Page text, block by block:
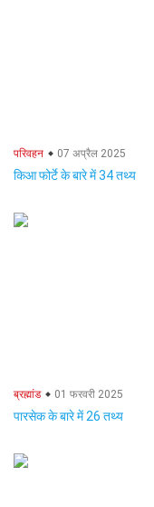
परिवहन 07 अप्रैल 2025
किआ फोर्टे के बारे में 34 तथ्य
ब्रह्मांड 01 फरवरी 2025
पारसेक के बारे में 26 तथ्य